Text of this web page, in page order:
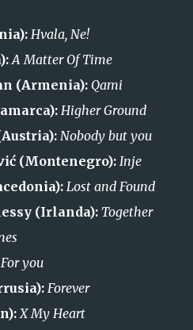
Hvala, Ne!
A Matter Of Time
(Armenia): Qami
Higher Ground
Nobody but you
(Montenegro): Inje
Lost and Found
(Irlanda): Together
For you
Forever
X My Heart